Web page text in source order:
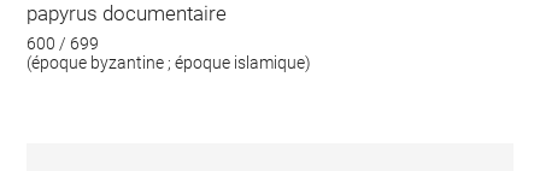
papyrus documentaire
600 / 699
(époque byzantine ; époque islamique)